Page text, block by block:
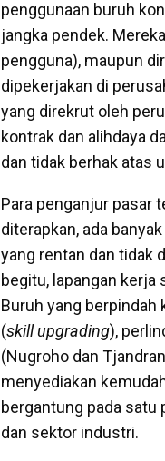
penggunaan buruh
jangka pendek.
pengguna), maupun
dipekerjakan di
yang direkrut oleh
kontrak dan alihdaya
dan tidak berhak atas
Para penganjur pasar
diterapkan, ada
yang rentan dan tidak
begitu, lapangan
Buruh yang
(skill upgrading),
(Nugroho dan
menyediakan
bergantung pada satu
dan sektor industri.